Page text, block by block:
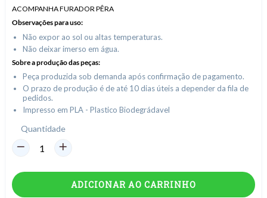
ACOMPANHA FURADOR PÊRA
Observações para uso:
Não expor ao sol ou altas temperaturas.
Não deixar imerso em água.
Sobre a produção das peças:
Peça produzida sob demanda após confirmação de pagamento.
O prazo de produção é de até 10 dias úteis a depender da fila de
pedidos.
Impresso em PLA - Plastico Biodegrádavel
Quantidade
ADICIONAR AO CARRINHO